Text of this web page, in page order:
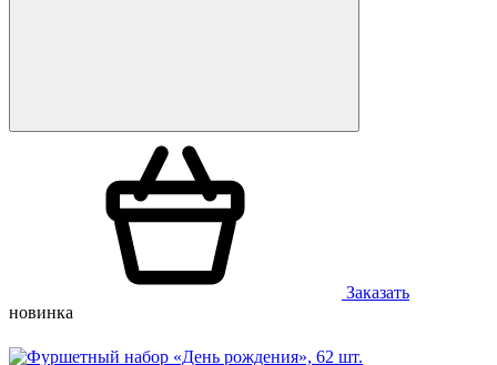
Заказать
новинка